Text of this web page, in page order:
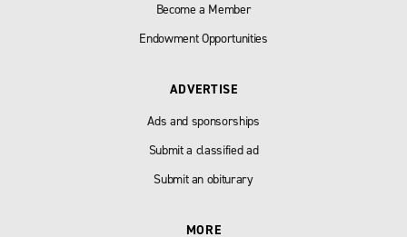
Become a Member
Endowment Opportunities
ADVERTISE
Ads and sponsorships
Submit a classified ad
Submit an obiturary
MORE